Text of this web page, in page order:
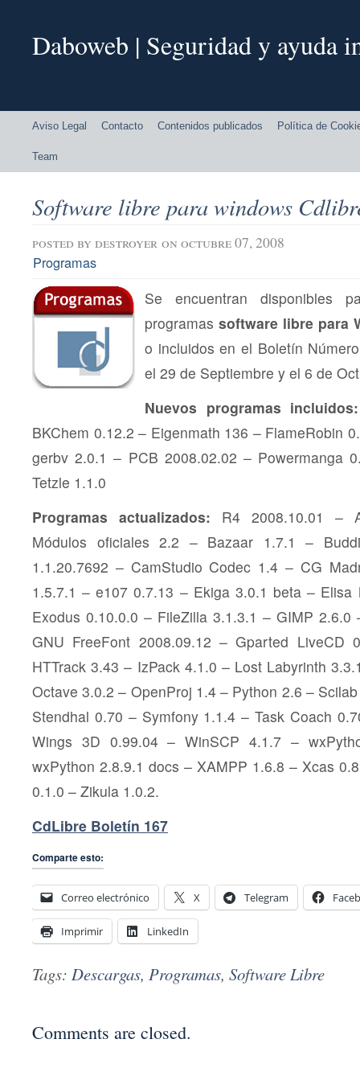
Daboweb | Seguridad y ayuda
Aviso Legal Contacto Contenidos publicados Política de
Team
Software libre para windows
posted by destroyer on octubre 07, 2008
Programas
Se encuentran disponibles
programas software libre para
o incluidos en el Boletín
el 29 de Septiembre y el 6 de
Nuevos programas incluidos:
BKChem 0.12.2 – Eigenmath 136 – FlameRobin
gerbv 2.0.1 – PCB 2008.02.02 – Powermanga
Tetzle 1.1.0
Programas actualizados: R4 2008.10.01 –
Módulos oficiales 2.2 – Bazaar 1.7.1 –
1.1.20.7692 – CamStudio Codec 1.4 – CG
1.5.7.1 – e107 0.7.13 – Ekiga 3.0.1 beta – Elisa
Exodus 0.10.0.0 – FileZilla 3.1.3.1 – GIMP
GNU FreeFont 2008.09.12 – Gparted LiveCD
HTTrack 3.43 – IzPack 4.1.0 – Lost Labyrinth
Octave 3.0.2 – OpenProj 1.4 – Python 2.6 –
Stendhal 0.70 – Symfony 1.1.4 – Task Coach
Wings 3D 0.99.04 – WinSCP 4.1.7 –
wxPython 2.8.9.1 docs – XAMPP 1.6.8 – Xcas
0.1.0 – Zikula 1.0.2.
CdLibre Boletín 167
Comparte esto:
Correo electrónico X Telegram
Imprimir LinkedIn
Tags: Descargas, Programas, Software Libre
Comments are closed.